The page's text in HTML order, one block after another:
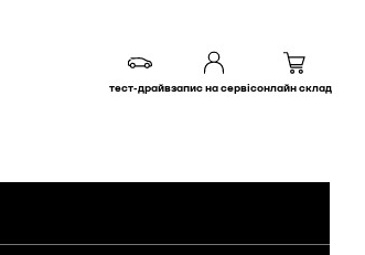
тест-драйвзапис на сервісонлайн склад